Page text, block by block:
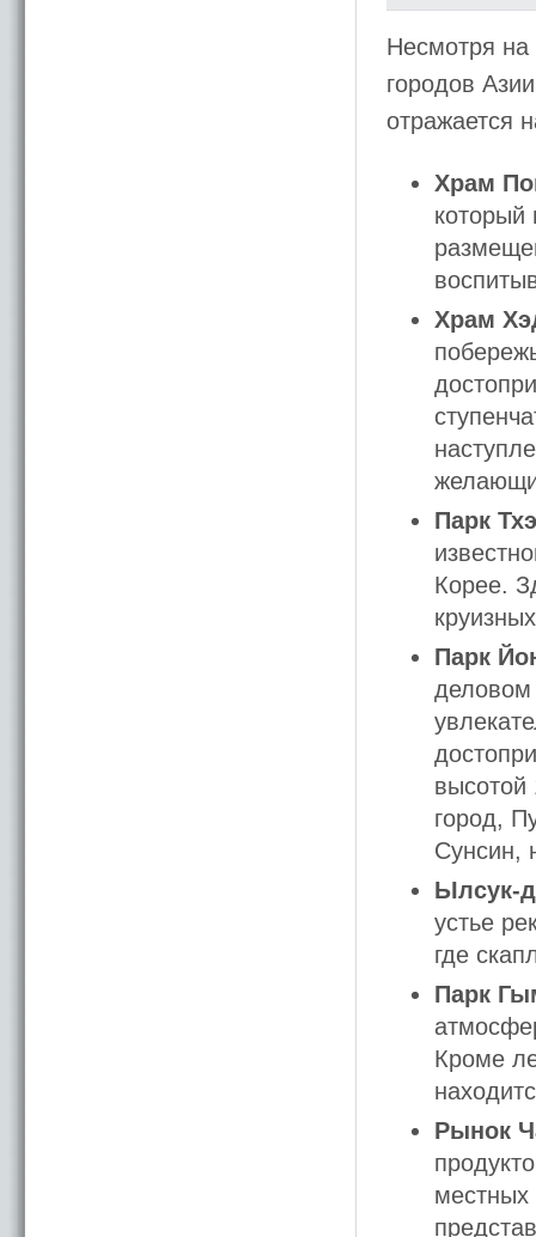
Несмотря на
городов
отражается
Храм
который
Храм
Парк
Корее.
Парк
деловом
высотой
город,
Сунсин,
Ылсук-
устье
где
Парк
Кроме
Рынок
местных